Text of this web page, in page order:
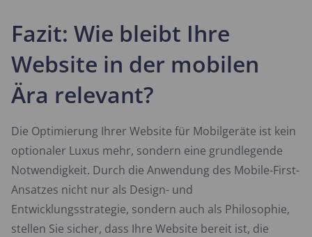
Fazit: Wie bleibt Ihre
Website in der mobilen
Ära relevant?
Die Optimierung Ihrer Website für Mobilgeräte ist kein
optionaler Luxus mehr, sondern eine grundlegende
Notwendigkeit. Durch die Anwendung des Mobile-First-
Ansatzes nicht nur als Design- und
Entwicklungsstrategie, sondern auch als Philosophie,
stellen Sie sicher, dass Ihre Website bereit ist, die